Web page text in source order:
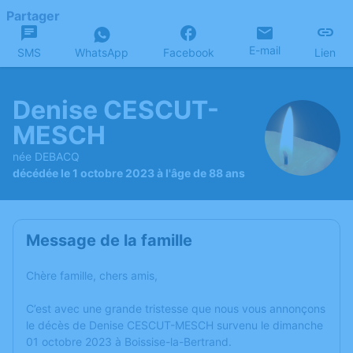
Partager
SMS WhatsApp Facebook E-mail Lien
Denise CESCUT-
MESCH
née DEBACQ
décédée le 1 octobre 2023 à l'âge de 88 ans
Message de la famille
Chère famille, chers amis,
C’est avec une grande tristesse que nous vous annonçons
le décès de Denise CESCUT-MESCH survenu le dimanche
01 octobre 2023 à Boissise-la-Bertrand.